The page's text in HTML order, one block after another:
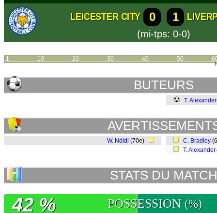
LEICESTER CITY 0 1
(mi-tps: 0-0)
1 10 20 30 40 50
BUTEURS
T.
W. Ndidi (70e) C. Bradley
T.
STATS DU MATCH
POSSESSION (%)
42 %